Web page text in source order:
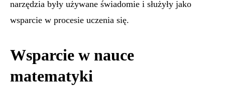
narzędzia były używane świadomie i służyły jako
wsparcie w procesie uczenia się.
Wsparcie w nauce
matematyki